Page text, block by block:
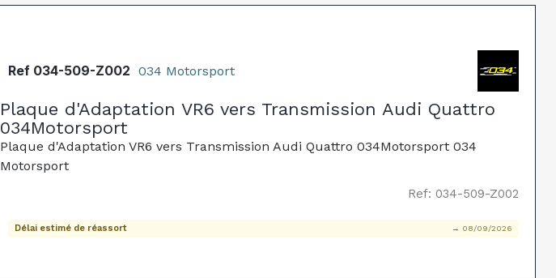
Ref 034-509-Z002 034 Motorsport
Plaque d'Adaptation VR6 vers Transmission Audi Quattro
034Motorsport
Plaque d'Adaptation VR6 vers Transmission Audi Quattro 034Motorsport 034
Motorsport
Ref: 034-509-Z002
Délai estimé de réassort → 08/09/2026